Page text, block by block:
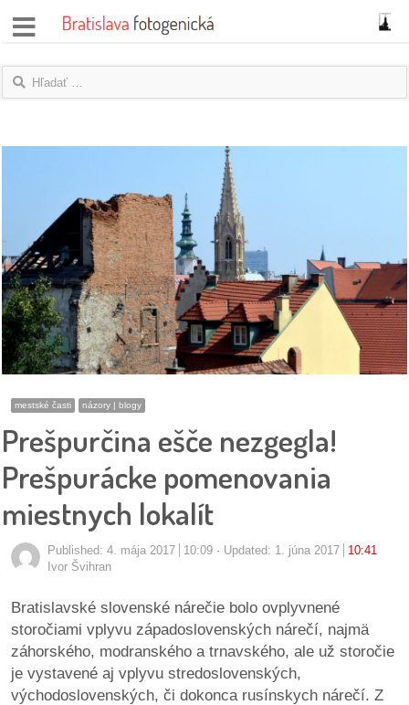
správy
rozhovory
fotky
protesty
granty
Historický
kalendár
zákony
mestské
kauzy
konania
mestské časti názory | blogy
Prešpurčina ešče nezgegla!
Prešpurácke pomenovania
miestnych lokalít
Published: 4. mája 2017 10:09 Updated: 1. júna 2017
10:41
Ivor Švihran
Bratislavské slovenské nárečie bolo ovplyvnené
storočiami vplyvu západoslovenských nárečí, najmä
záhorského, modranského a trnavského, ale už storočie
je vystavené aj vplyvu stredoslovenských,
východoslovenských, či dokonca rusínskych nárečí. Z